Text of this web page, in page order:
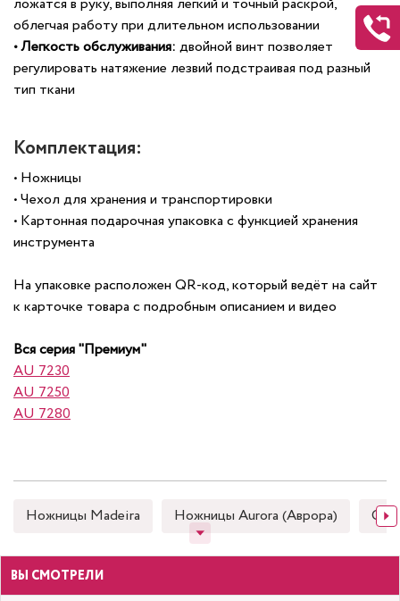
ложатся в руку, выполняя легкий и точный раскрой,
облегчая работу при длительном использовании
• Легкость обслуживания: двойной винт позволяет
регулировать натяжение лезвий подстраивая под разный
тип ткани
Комплектация:
• Ножницы
• Чехол для хранения и транспортировки
• Картонная подарочная упаковка с функцией хранения
инструмента
На упаковке расположен QR-код, который ведёт на сайт
к карточке товара с подробным описанием и видео
Вся серия "Премиум"
AU 7230
AU 7250
AU 7280
Ножницы Madeira Ножницы Aurora (Аврора)
ВЫ СМОТРЕЛИ